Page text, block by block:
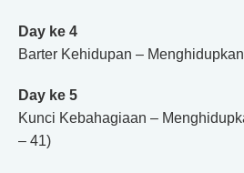
Day ke 4
Barter Kehidupan –
Day ke 5
Kunci Kebahagiaan –
– 41)